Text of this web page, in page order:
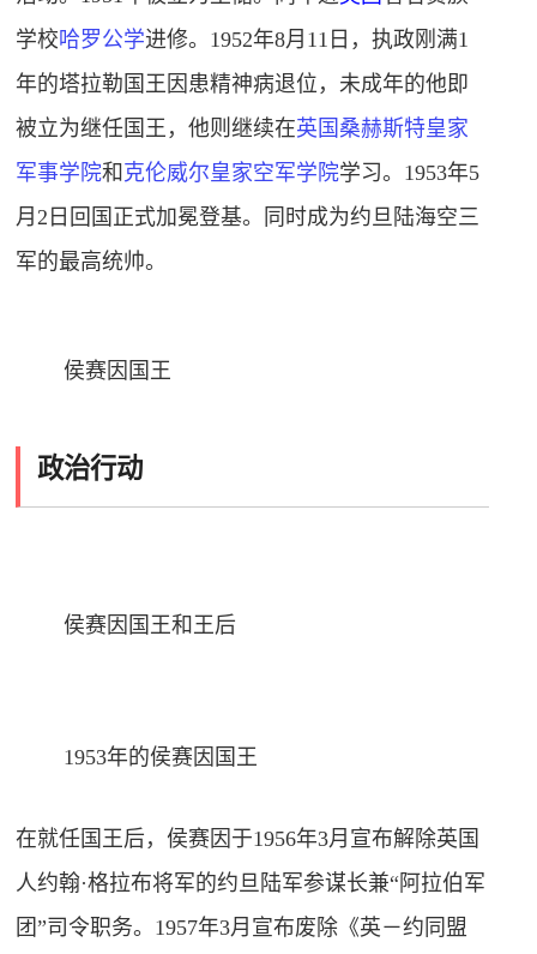
学校哈罗公学进修。1952年8月11日，执政刚满1
年的塔拉勒国王因患精神病退位，未成年的他即
被立为继任国王，他则继续在英国桑赫斯特皇家
军事学院和 克伦威尔皇家空军学院学习。1953年5
月2日回国正式加冕登基。同时成为约旦陆海空三
军的最高统帅。
侯赛因国王
政治行动
侯赛因国王和王后
1953年的侯赛因国王
在就任国王后，侯赛因于1956年3月宣布解除英国
人约翰·格拉布将军的约旦陆军参谋长兼“阿拉伯军
团”司令职务。1957年3月宣布废除《英－约同盟